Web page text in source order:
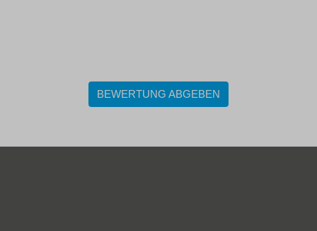
BEWERTUNG ABGEBEN